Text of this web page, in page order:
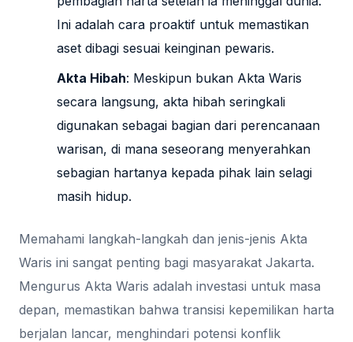
Ini adalah cara proaktif untuk memastikan
aset dibagi sesuai keinginan pewaris.
Akta Hibah: Meskipun bukan Akta Waris
secara langsung, akta hibah seringkali
digunakan sebagai bagian dari perencanaan
warisan, di mana seseorang menyerahkan
sebagian hartanya kepada pihak lain selagi
masih hidup.
Memahami langkah-langkah dan jenis-jenis Akta
Waris ini sangat penting bagi masyarakat Jakarta.
Mengurus Akta Waris adalah investasi untuk masa
depan, memastikan bahwa transisi kepemilikan harta
berjalan lancar, menghindari potensi konflik